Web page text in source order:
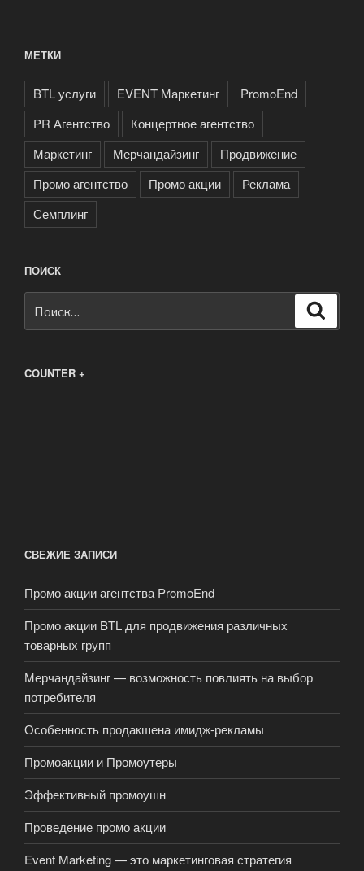
МЕТКИ
BTL услуги EVENT Маркетинг
PromoEnd
PR Агентство
Концертное агентство
Маркетинг
Мерчандайзинг
Продвижение
Промо агентство
Промо акции
Реклама
Семплинг
ПОИСК
COUNTER +
СВЕЖИЕ ЗАПИСИ
Промо акции агентства PromoEnd
Промо акции BTL для продвижения различных
товарных групп
Мерчандайзинг — возможность повлиять на выбор
потребителя
Особенность продакшена имидж-рекламы
Промоакции и Промоутеры
Эффективный промоушн
Проведение промо акции
Event Marketing — это маркетинговая стратегия